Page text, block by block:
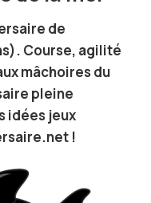
de
Course, agilité
mâchoires du
pleine
idées jeux
!